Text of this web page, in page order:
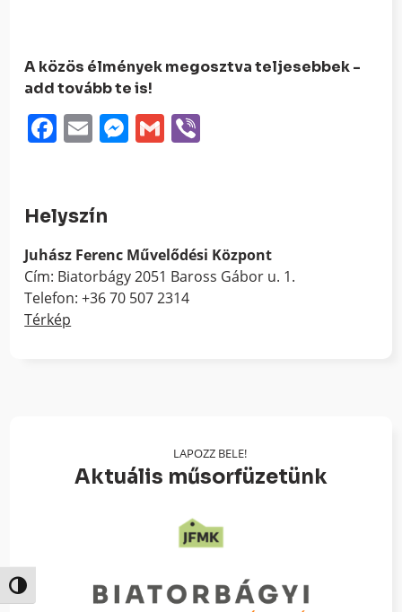
Nagy kontraszt váltása
A közös élmények megosztva teljesebbek -
add tovább te is!
Facebook
EmailMessenger
Gmail
Helyszín
Juhász Ferenc Művelődési Központ
Cím: Biatorbágy 2051 Baross Gábor u. 1.
Telefon: +36 70 507 2314
Térkép
LAPOZZ BELE!
Aktuális műsorfüzetünk